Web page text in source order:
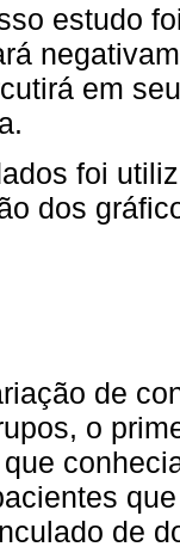
estudo
em
foi
dos
de
o
de